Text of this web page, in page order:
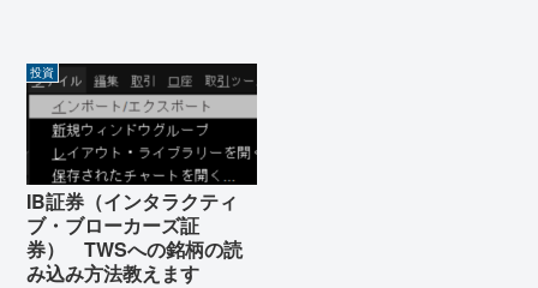
投資
IB証券（インタラクティ
ブ・ブローカーズ証
券） TWSへの銘柄の読
み込み方法教えます